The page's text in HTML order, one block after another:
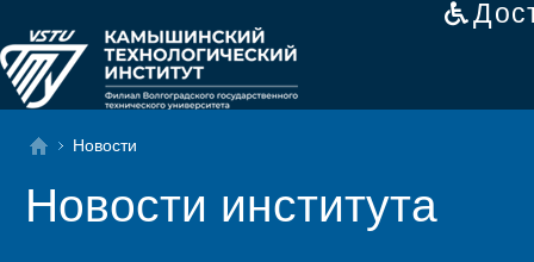
Новости
Новости института